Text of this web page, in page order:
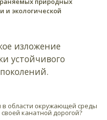
и экологической
изложение
устойчивого
в области окружающей среды
канатной дорогой?